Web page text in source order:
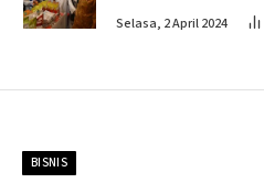
Penahapan
Selasa, 2 April 2024
BISNIS